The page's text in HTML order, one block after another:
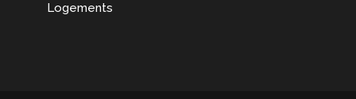
Logements